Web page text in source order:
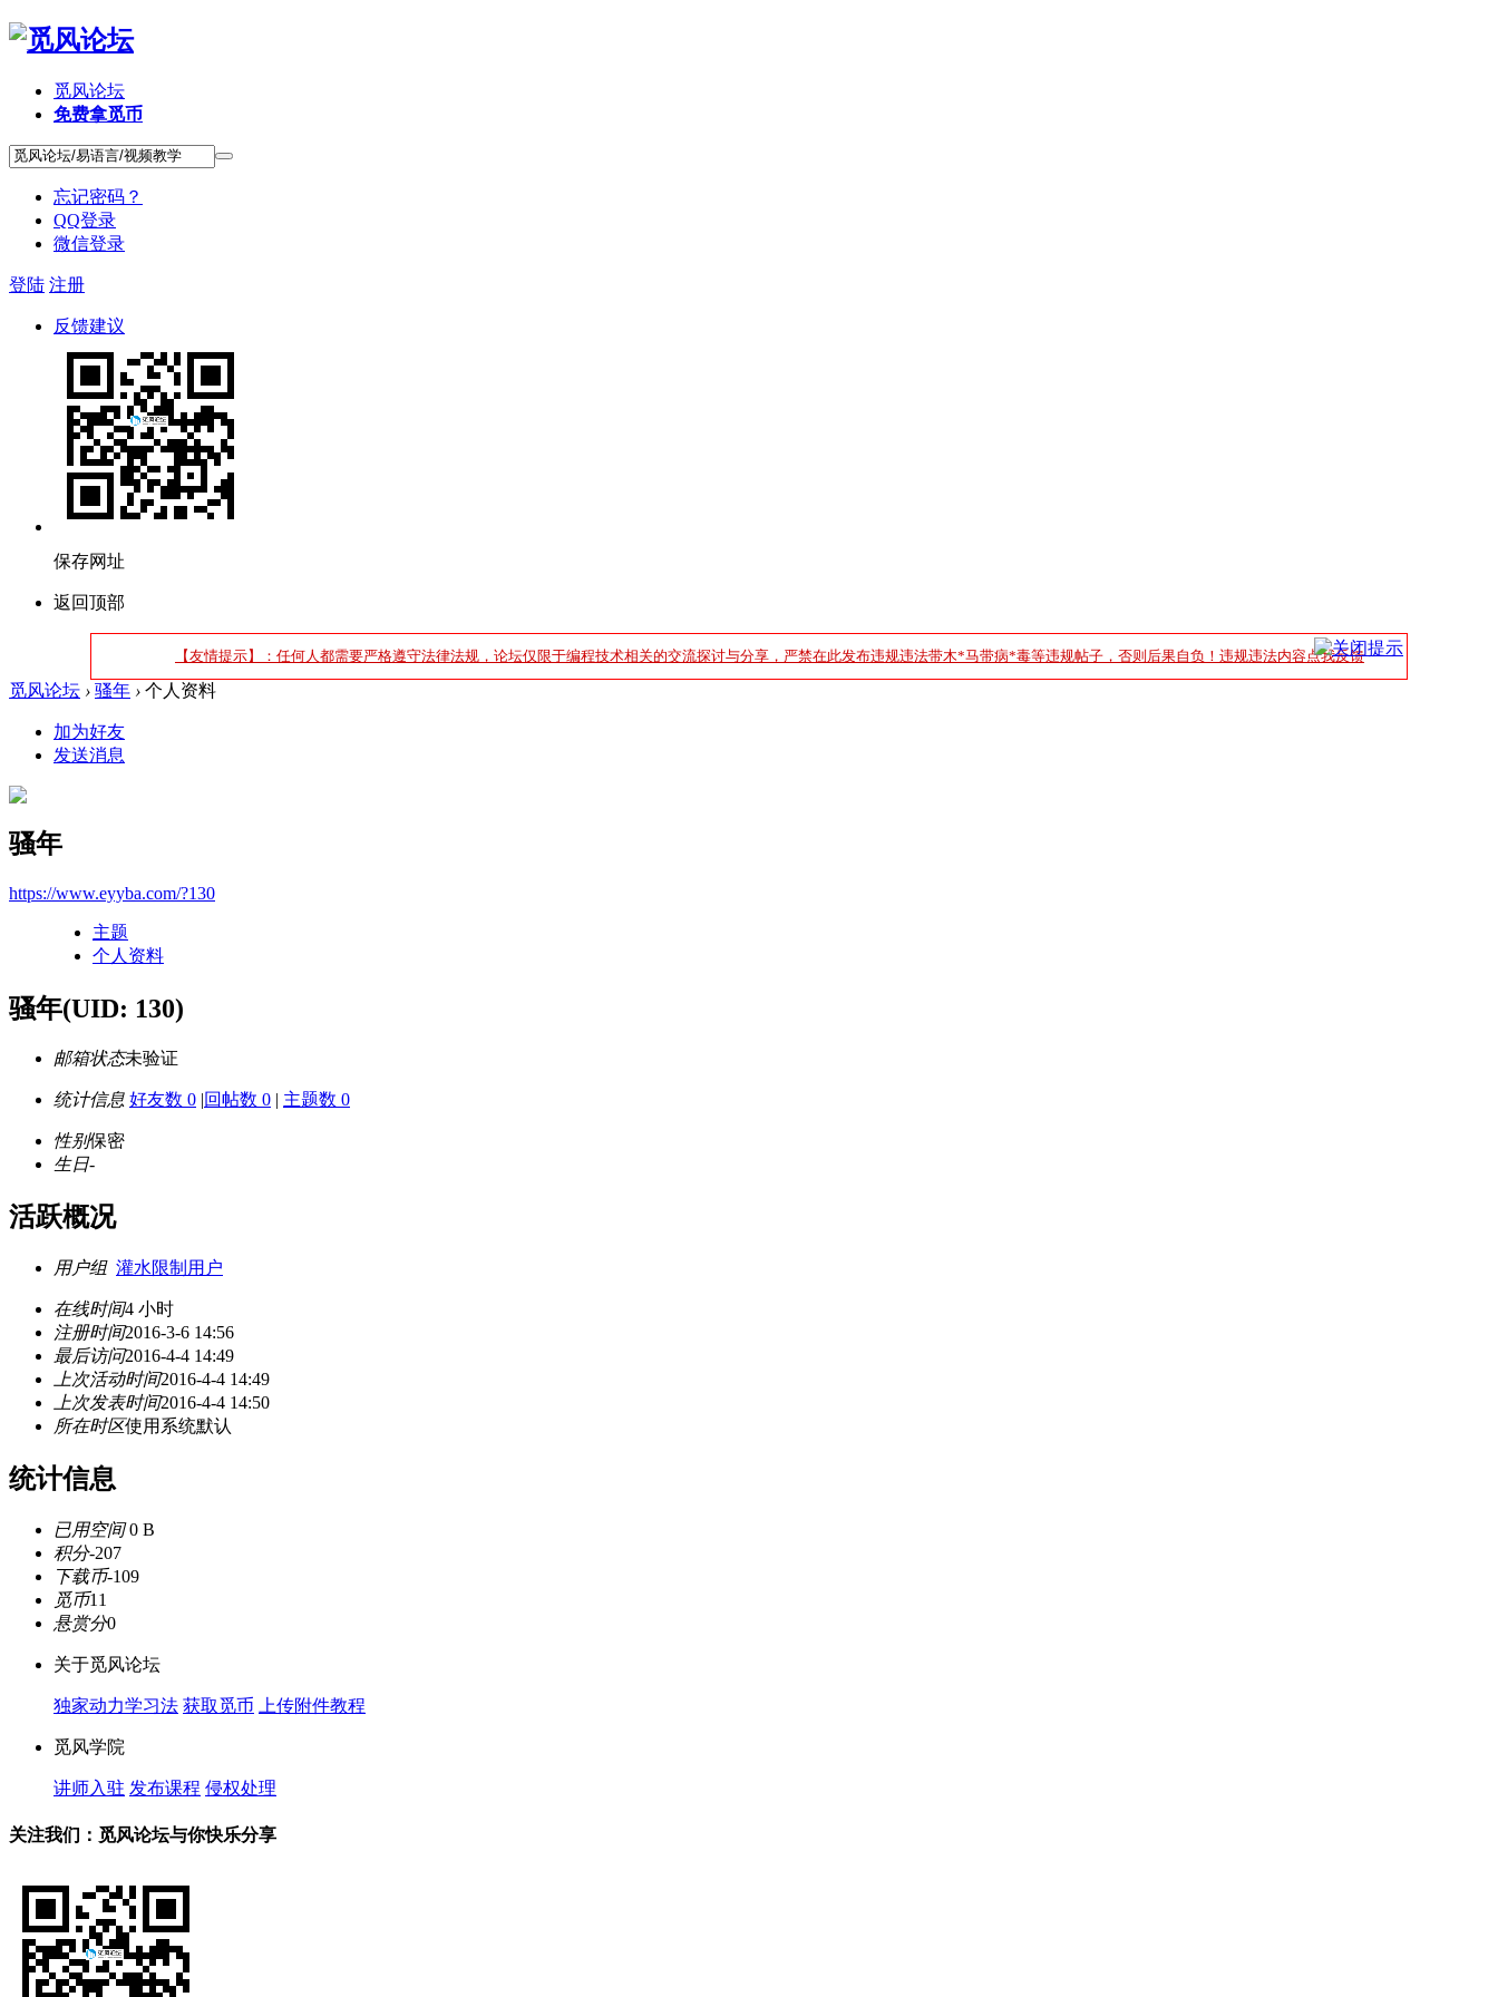
觅风论坛
免费拿觅币
忘记密码？
QQ登录
微信登录
登陆 注册
反馈建议
保存网址
返回顶部
【友情提示】：任何人都需要严格遵守法律法规，论坛仅限于编程技术相关的交流探讨与分享，严禁在此发布违规违法带木*马带病*毒等违规帖子，否则后果自负！违规违法内容点我反馈
觅风论坛 › 骚年 › 个人资料
加为好友
发送消息
骚年
https://www.eyyba.com/?130
主题
个人资料
骚年(UID: 130)
邮箱状态未验证
统计信息 好友数 0 |回帖数 0 | 主题数 0
性别保密
生日-
活跃概况
用户组 灌水限制用户
在线时间4 小时
注册时间2016-3-6 14:56
最后访问2016-4-4 14:49
上次活动时间2016-4-4 14:49
上次发表时间2016-4-4 14:50
所在时区使用系统默认
统计信息
已用空间0 B
积分-207
下载币-109
觅币11
悬赏分0
关于觅风论坛
独家动力学习法 获取觅币 上传附件教程
觅风学院
讲师入驻 发布课程 侵权处理
关注我们：觅风论坛与你快乐分享